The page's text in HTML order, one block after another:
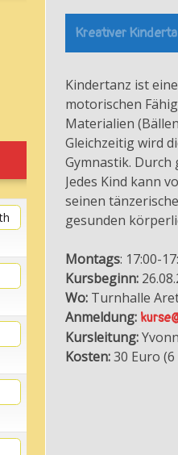
Kreativer
Kindertanz ist
motorischen
Materialien
Gleichzeitig wird
Gymnastik.
Jedes Kind kann
seinen
gesunden
Montags: 17:00-
Kursbeginn:
Wo:Turnhalle
Anmeldung:
Kursleitung:
Kosten:30 Euro